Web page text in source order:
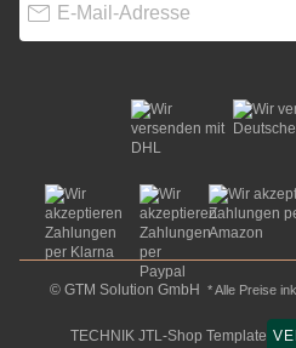
© GTM Solution GmbH * Alle Preise
TECHNIK JTL-Shop Template